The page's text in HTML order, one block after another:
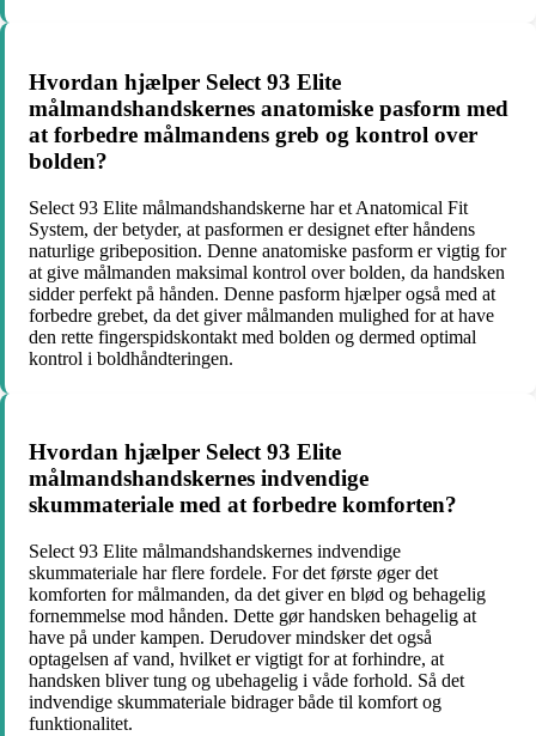
Hvordan hjælper Select 93 Elite
målmandshandskernes anatomiske pasform med
at forbedre målmandens greb og kontrol over
bolden?
Select 93 Elite målmandshandskerne har et Anatomical Fit
System, der betyder, at pasformen er designet efter håndens
naturlige gribeposition. Denne anatomiske pasform er vigtig for
at give målmanden maksimal kontrol over bolden, da handsken
sidder perfekt på hånden. Denne pasform hjælper også med at
forbedre grebet, da det giver målmanden mulighed for at have
den rette fingerspidskontakt med bolden og dermed optimal
kontrol i boldhåndteringen.
Hvordan hjælper Select 93 Elite
målmandshandskernes indvendige
skummateriale med at forbedre komforten?
Select 93 Elite målmandshandskernes indvendige
skummateriale har flere fordele. For det første øger det
komforten for målmanden, da det giver en blød og behagelig
fornemmelse mod hånden. Dette gør handsken behagelig at
have på under kampen. Derudover mindsker det også
optagelsen af vand, hvilket er vigtigt for at forhindre, at
handsken bliver tung og ubehagelig i våde forhold. Så det
indvendige skummateriale bidrager både til komfort og
funktionalitet.